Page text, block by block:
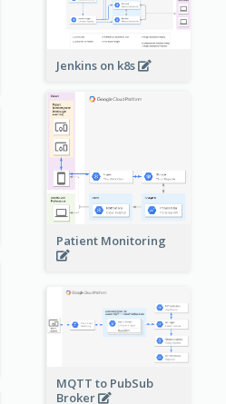
Jenkins on k8s
Patient Monitoring
MQTT to PubSub
Broker